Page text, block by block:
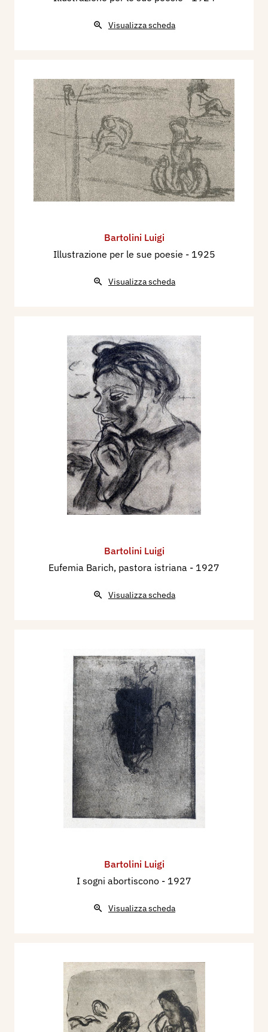
Visualizza scheda
Bartolini Luigi
Illustrazione per le sue poesie - 1925
Visualizza scheda
Bartolini Luigi
Eufemia Barich, pastora istriana - 1927
Visualizza scheda
Bartolini Luigi
I sogni abortiscono - 1927
Visualizza scheda